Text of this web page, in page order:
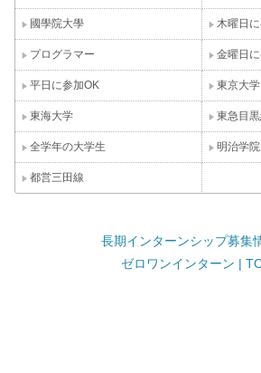
國學院大學 木曜日
プログラマー 金曜日
平日に参加OK 東京大学
東海大学 東急目
全学年の大学生 明治学
都営三田線
長期インターンシップ募集
ゼロワンインターン |